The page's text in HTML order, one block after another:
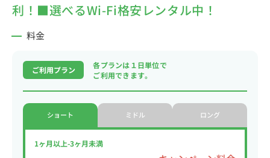
利！■選べるWi-Fi格安レンタル中！
料金
ご利用プラン
各プランは１日単位で
ご利用できます。
ショート ミドル ロング
1ヶ月以上-3ヶ月未満